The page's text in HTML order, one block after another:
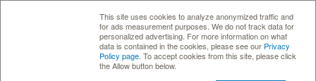
This site uses cookies to analyze anonymized traffic and
for ads measurement purposes. We do not track data for
personalized advertising. For more information on what
data is contained in the cookies, please see our Privacy
Policy page . To accept cookies from this site, please click
the Allow button below.